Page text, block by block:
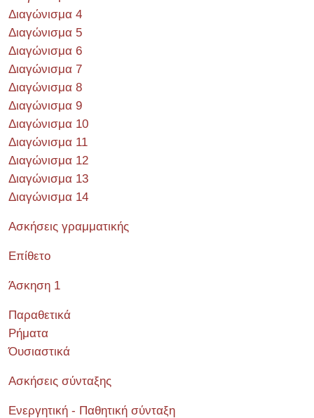
Διαγώνισμα 4
Διαγώνισμα 5
Διαγώνισμα 6
Διαγώνισμα 7
Διαγώνισμα 8
Διαγώνισμα 9
Διαγώνισμα 10
Διαγώνισμα 11
Διαγώνισμα 12
Διαγώνισμα 13
Διαγώνισμα 14
Ασκήσεις γραμματικής
Επίθετο
Άσκηση 1
Παραθετικά
Ρήματα
Όυσιαστικά
Ασκήσεις σύνταξης
Ενεργητική - Παθητική σύνταξη